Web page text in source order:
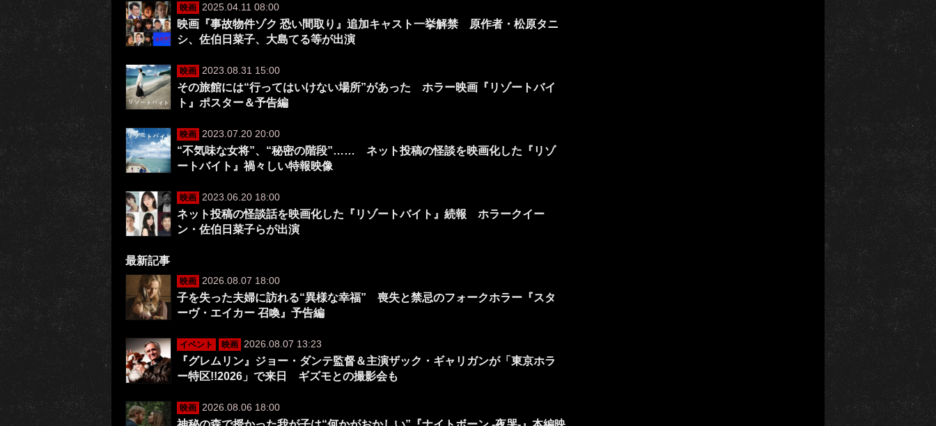
映画 2025.04.11 08:00
映画『事故物件ゾク 恐い間取り』追加キャスト一挙解禁 原作者・松原タニ
シ、佐伯日菜子、大島てる等が出演
映画 2023.08.31 15:00
その旅館には“行ってはいけない場所”があった ホラー映画『リゾートバイ
ト』ポスター＆予告編
映画 2023.07.20 20:00
“不気味な女将”、“秘密の階段”…… ネット投稿の怪談を映画化した『リゾ
ートバイト』禍々しい特報映像
映画 2023.06.20 18:00
ネット投稿の怪談話を映画化した『リゾートバイト』続報 ホラークイー
ン・佐伯日菜子らが出演
最新記事
映画 2026.08.07 18:00
子を失った夫婦に訪れる“異様な幸福” 喪失と禁忌のフォークホラー『スタ
ーヴ・エイカー 召喚』予告編
イベント 映画 2026.08.07 13:23
『グレムリン』ジョー・ダンテ監督＆主演ザック・ギャリガンが「東京ホラ
ー特区!!2026」で来日 ギズモとの撮影会も
映画 2026.08.06 18:00